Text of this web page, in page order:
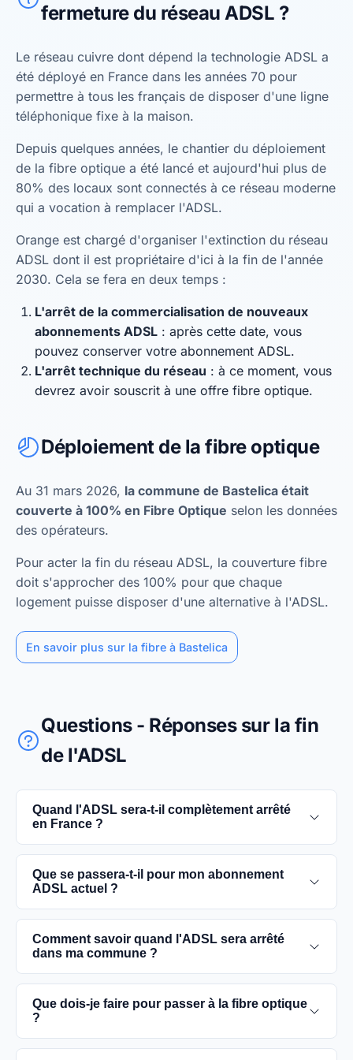
fermeture du réseau ADSL ?
Le réseau cuivre dont dépend la technologie ADSL a
été déployé en France dans les années 70 pour
permettre à tous les français de disposer d'une ligne
téléphonique fixe à la maison.
Depuis quelques années, le chantier du déploiement
de la fibre optique a été lancé et aujourd'hui plus de
80% des locaux sont connectés à ce réseau moderne
qui a vocation à remplacer l'ADSL.
Orange est chargé d'organiser l'extinction du réseau
ADSL dont il est propriétaire d'ici à la fin de l'année
2030. Cela se fera en deux temps :
L'arrêt de la commercialisation de nouveaux
abonnements ADSL : après cette date, vous
pouvez conserver votre abonnement ADSL.
L'arrêt technique du réseau : à ce moment, vous
devrez avoir souscrit à une offre fibre optique.
Déploiement de la fibre optique
Au 31 mars 2026, la commune de Bastelica était
couverte à 100% en Fibre Optique selon les données
des opérateurs.
Pour acter la fin du réseau ADSL, la couverture fibre
doit s'approcher des 100% pour que chaque
logement puisse disposer d'une alternative à l'ADSL.
En savoir plus sur la fibre à Bastelica
Questions - Réponses sur la fin
de l'ADSL
Quand l'ADSL sera-t-il complètement arrêté
en France ?
L'extinction complète du réseau ADSL est prévue
pour 2030. D'ici là, les utilisateurs sont
optique, plus rapides et fiables.
Que se passera-t-il pour mon abonnement
ADSL actuel ?
Vous pouvez continuer à utiliser votre
abonnement ADSL jusqu'à la date de fermeture du
conseillé de passer à la fibre optique dès que
possible pour une meilleure qualité de service.
Comment savoir quand l'ADSL sera arrêté
dans ma commune ?
Les dates précises de fermeture de l'ADSL varient
selon les communes. Vous pouvez trouver ces
commune spécifique.
Que dois-je faire pour passer à la fibre optique
?